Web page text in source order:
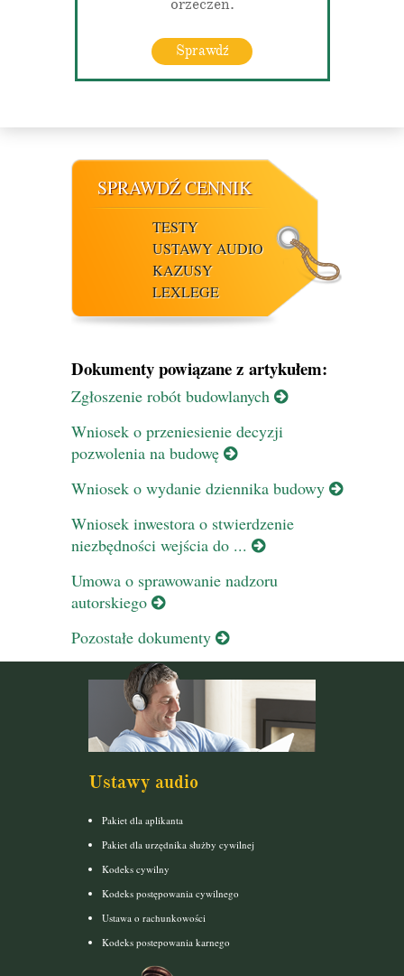
Sprawdź
SPRAWDŹ CENNIK
TESTY
USTAWY AUDIO
KAZUSY
LEXLEGE
Dokumenty powiązane z artykułem:
Zgłoszenie robót budowlanych
Wniosek o przeniesienie decyzji
pozwolenia na budowę
Wniosek o wydanie dziennika budowy
Wniosek inwestora o stwierdzenie
niezbędności wejścia do ...
Umowa o sprawowanie nadzoru
autorskiego
Pozostałe dokumenty
Ustawy audio
Pakiet dla aplikanta
Pakiet dla urzędnika służby cywilnej
Kodeks cywilny
Kodeks postępowania cywilnego
Ustawa o rachunkowości
Kodeks postepowania karnego